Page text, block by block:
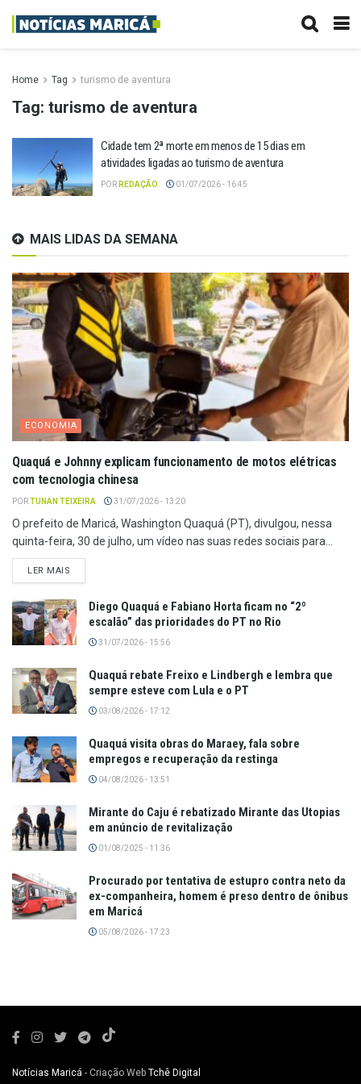
Home Tag turismo de aventura
Tag: turismo de aventura
Cidade tem 2ª morte em menos de 15 dias em
atividades ligadas ao turismo de aventura
POR REDAÇÃO 01/07/2026 - 16:45
MAIS LIDAS DA SEMANA
ECONOMIA
Quaquá e Johnny explicam funcionamento de motos elétricas
com tecnologia chinesa
PORTUNAN TEIXEIRA 31/07/2026 - 13:20
O prefeito de Maricá, Washington Quaquá (PT), divulgou, nessa
quinta-feira, 30 de julho, um vídeo nas suas redes sociais para...
LER MAIS
Diego Quaquá e Fabiano Horta ficam no “2º
escalão” das prioridades do PT no Rio
31/07/2026 - 15:56
Quaquá rebate Freixo e Lindbergh e lembra que
sempre esteve com Lula e o PT
03/08/2026 - 17:12
Quaquá visita obras do Maraey, fala sobre
empregos e recuperação da restinga
04/08/2026 - 13:51
Mirante do Caju é rebatizado Mirante das Utopias
em anúncio de revitalização
01/08/2025 - 11:36
Procurado por tentativa de estupro contra neto da
ex-companheira, homem é preso dentro de ônibus
em Maricá
05/08/2026 - 17:23
Notícias Maricá - Criação Web Tchê Digital